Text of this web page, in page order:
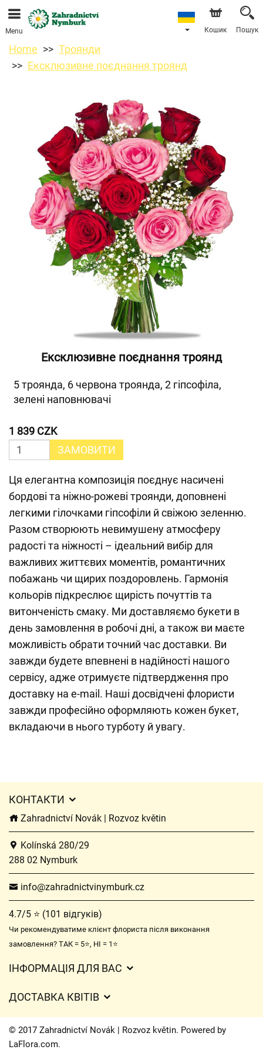
Ми приймаємо замовлення через наш інтернет-
магазин. Найближча можлива дата доставки —
11.08.2026 у зв’язку з відпусткою.
Menu Кошик Пошук
Home
Троянди
Ексклюзивне поєднання троянд
Ексклюзивне поєднання троянд
5 троянда, 6 червона троянда, 2 гіпсофіла,
зелені наповнювачі
1 839 CZK
ЗАМОВИТИ
Ця елегантна композиція поєднує насичені
бордові та ніжно-рожеві троянди, доповнені
легкими гілочками гіпсофіли й свіжою зеленню.
Разом створюють невимушену атмосферу
радості та ніжності – ідеальний вибір для
важливих життєвих моментів, романтичних
побажань чи щирих поздоровлень. Гармонія
кольорів підкреслює щирість почуттів та
витонченість смаку. Ми доставляємо букети в
день замовлення в робочі дні, а також ви маєте
можливість обрати точний час доставки. Ви
завжди будете впевнені в надійності нашого
сервісу, адже отримуєте підтвердження про
доставку на e-mail. Наші досвідчені флористи
завжди професійно оформляють кожен букет,
вкладаючи в нього турботу й увагу.
КОНТАКТИ
Zahradnictví Novák | Rozvoz květin
Kolínská 280/29
288 02 Nymburk
info@zahradnictvinymburk.cz
4.7/5 ⭐ (101 відгуків)
Чи рекомендуватиме клієнт флориста після виконання
замовлення? ТАК = 5⭐, НІ = 1⭐
ІНФОРМАЦІЯ ДЛЯ ВАС
Захист персональних даних
Час доставки квітів – огляд можливостей
ДОСТАВКА КВІТІВ
Вартість доставки
Куди ми доставляємо квіти
© 2017 Zahradnictví Novák | Rozvoz květin. Powered by
LaFlora.com.